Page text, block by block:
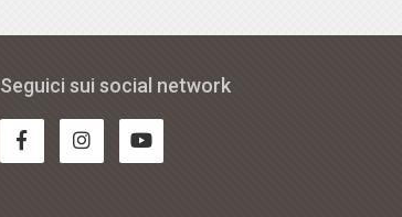
Seguici sui social network